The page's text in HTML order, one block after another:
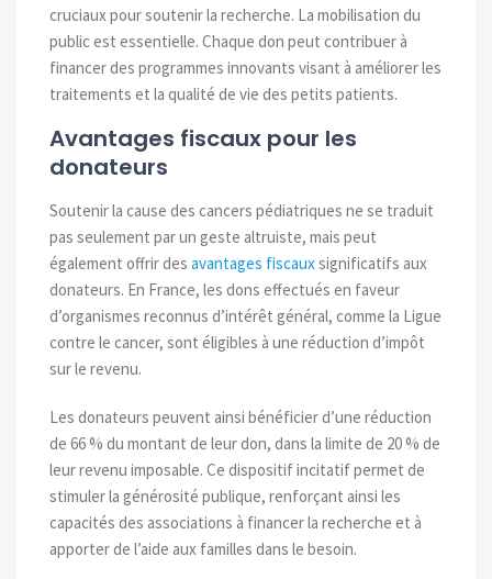
cruciaux pour soutenir la recherche. La mobilisation du
public est essentielle. Chaque don peut contribuer à
financer des programmes innovants visant à améliorer les
traitements et la qualité de vie des petits patients.
Avantages fiscaux pour les
donateurs
Soutenir la cause des cancers pédiatriques ne se traduit
pas seulement par un geste altruiste, mais peut
également offrir des avantages fiscaux significatifs aux
donateurs. En France, les dons effectués en faveur
d’organismes reconnus d’intérêt général, comme la Ligue
contre le cancer, sont éligibles à une réduction d’impôt
sur le revenu.
Les donateurs peuvent ainsi bénéficier d’une réduction
de 66 % du montant de leur don, dans la limite de 20 % de
leur revenu imposable. Ce dispositif incitatif permet de
stimuler la générosité publique, renforçant ainsi les
capacités des associations à financer la recherche et à
apporter de l’aide aux familles dans le besoin.